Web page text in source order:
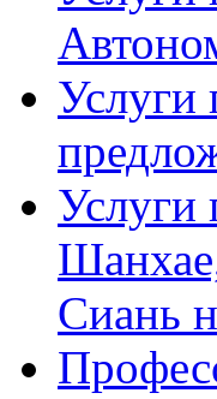
Услуги
Услуги
Сиань